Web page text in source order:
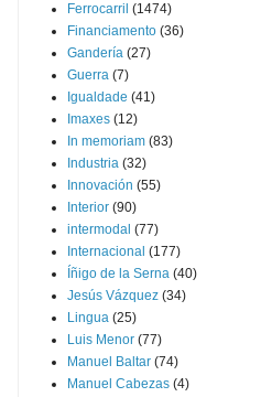
Ferrocarril (1474)
Financiamento (36)
Gandería (27)
Guerra (7)
Igualdade (41)
Imaxes (12)
In memoriam (83)
Industria (32)
Innovación (55)
Interior (90)
intermodal (77)
Internacional (177)
Íñigo de la Serna (40)
Jesús Vázquez (34)
Lingua (25)
Luis Menor (77)
Manuel Baltar (74)
Manuel Cabezas (4)